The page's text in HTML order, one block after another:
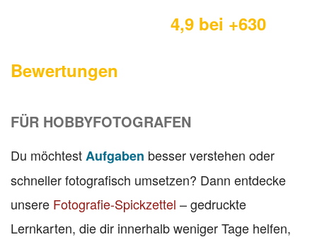
4,9 bei +630
Bewertungen
FÜR HOBBYFOTOGRAFEN
Du möchtestAufgaben besser verstehen oder
schneller fotografisch umsetzen? Dann entdecke
unsere Fotografie-Spickzettel – gedruckte
Lernkarten, die dir innerhalb weniger Tage helfen,